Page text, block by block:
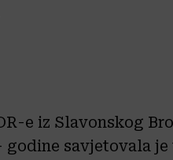
e iz Slavonskog
godine savjetovala